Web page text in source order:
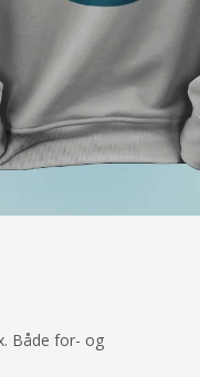
Både for- og